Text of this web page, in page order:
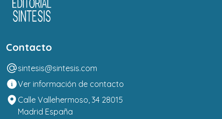
Contacto
sintesis@sintesis.com
Ver información de contacto
Calle Vallehermoso, 34 28015
Madrid España